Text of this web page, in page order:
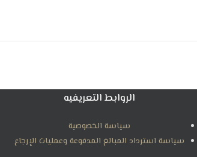
الروابط التعريفيه
سياسة الخصوصية
سياسة استرداد المبالغ المدفوعة وعمليات الإرجاع